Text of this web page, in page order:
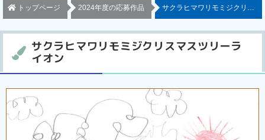
トップページ 2024年度の応募作品 サクラヒマワリモミジクリスマ
サクラヒマワリモミジクリスマスツリーラ
イオン